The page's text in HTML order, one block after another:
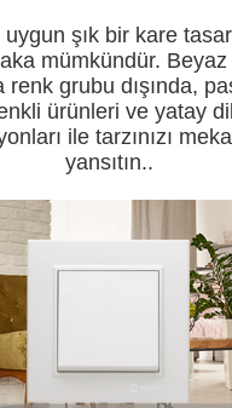
uygun şık bir kare
mümkündür.
renk grubu dışında,
ürünleri ve yatay
ile tarzınızı
yansıtın..